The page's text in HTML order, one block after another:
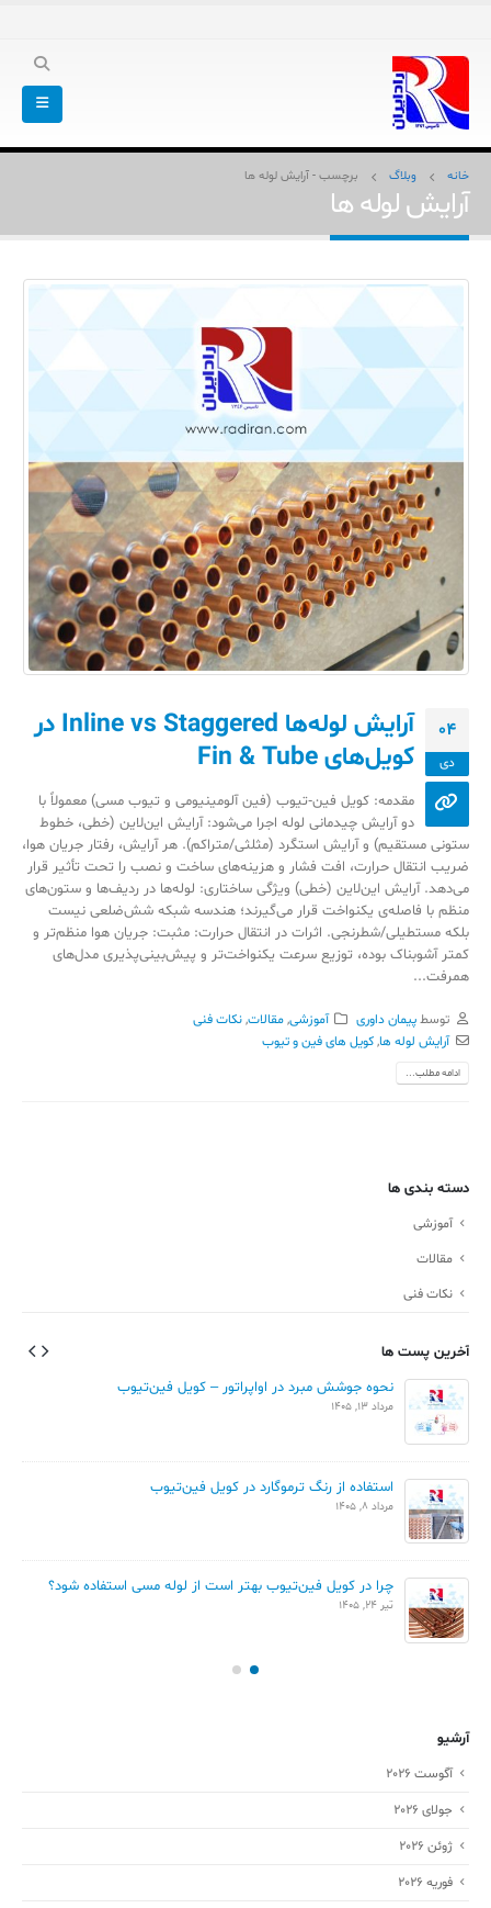
خانه وبلاگ برچسب - آرایش لوله ها
آرایش لوله ها
04
دی
آرایش لوله‌ها Inline vs Staggered در
کویل‌های Fin & Tube
مقدمه: کویل فین‑تیوب (فین آلومینیومی و تیوب مسی) معمولاً با
دو آرایش چیدمانی لوله اجرا می‌شود: آرایش این‌لاین (خطی، خطوط
ستونی مستقیم) و آرایش استگرد (مثلثی/متراکم). هر آرایش، رفتار جریان هوا،
ضریب انتقال حرارت، افت فشار و هزینه‌های ساخت و نصب را تحت تأثیر قرار
می‌دهد. آرایش این‌لاین (خطی) ویژگی ساختاری: لوله‌ها در ردیف‌ها و ستون‌های
منظم با فاصله‌ی یکنواخت قرار می‌گیرند؛ هندسه شبکه شش‌ضلعی نیست
بلکه مستطیلی/شطرنجی. اثرات در انتقال حرارت: مثبت: جریان هوا منظم‌تر و
کمتر آشوبناک بوده، توزیع سرعت یکنواخت‌تر و پیش‌بینی‌پذیری مدل‌های
همرفت...
توسطپیمان داوری آموزشی,مقالات,نکات فنی
آرایش لوله ها,کویل های فین و تیوب
ادامه مطلب...
دسته بندی ها
آموزشی
مقالات
نکات فنی
آخرین پست ها
نحوه جوشش مبرد در اواپراتور – کویل فین‌تیوب
مرداد 13, 1405
استفاده از رنگ ترموگارد در کویل فین‌تیوب
مرداد 8, 1405
چرا در کویل فین‌تیوب بهتر است از لوله مسی استفاده شود؟
تیر 24, 1405
آرشیو
آگوست 2026
جولای 2026
ژوئن 2026
فوریه 2026